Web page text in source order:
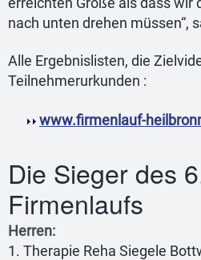
nach unten drehen müssen“,
Alle Ergebnislisten, die
Teilnehmerurkunden :
www.firmenlauf-
Die Sieger des
Firmenlaufs
Herren:
1. Therapie Reha Siegele